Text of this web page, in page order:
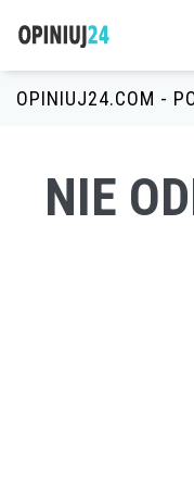
OPINIUJ24.COM -
NIE